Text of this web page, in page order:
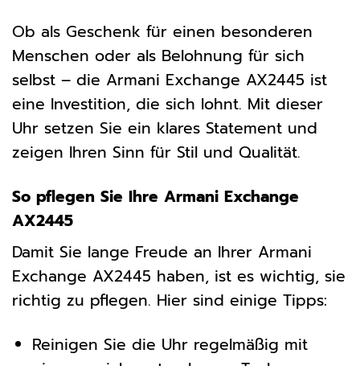
Ob als Geschenk für einen besonderen
Menschen oder als Belohnung für sich
selbst – die Armani Exchange AX2445 ist
eine Investition, die sich lohnt. Mit dieser
Uhr setzen Sie ein klares Statement und
zeigen Ihren Sinn für Stil und Qualität.
So pflegen Sie Ihre Armani Exchange
AX2445
Damit Sie lange Freude an Ihrer Armani
Exchange AX2445 haben, ist es wichtig, sie
richtig zu pflegen. Hier sind einige Tipps:
Reinigen Sie die Uhr regelmäßig mit